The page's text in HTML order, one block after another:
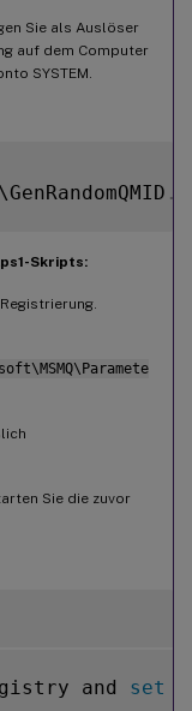
Sie als Auslöser
auf dem Computer
SYSTEM.
.
Skripts:
Sie die zuvor
and set